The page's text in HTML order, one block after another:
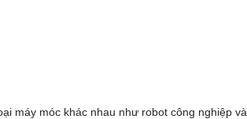
máy móc khác nhau như robot công nghiệp và